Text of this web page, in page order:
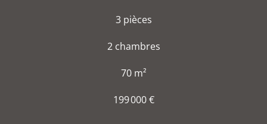
3 pièces
2 chambres
70 m²
199 000 €